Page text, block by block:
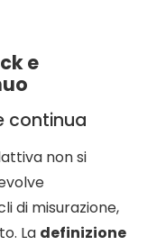
e
continua
non si
di misurazione,
La definizione